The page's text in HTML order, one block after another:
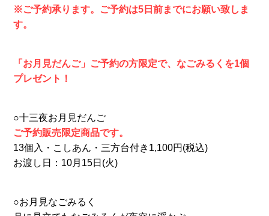
※ご予約承ります。ご予約は5日前までにお願い致しま
す。
「お月見だんご」ご予約の方限定で、なごみるくを1個
プレゼント！
○⼗三夜お⽉⾒だんご
ご予約販売限定商品です。
13個入・こしあん・三方台付き1,100円(税込)
お渡し日：10月15日(火)
○お月見なごみるく